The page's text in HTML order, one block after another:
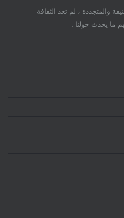
والمتجددة ، لم تعد الثقافة
ما يحدث حولنا .